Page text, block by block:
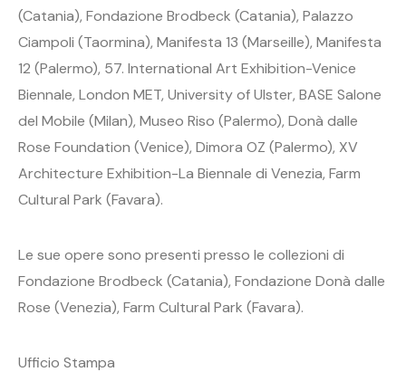
(Catania), Fondazione Brodbeck (Catania), Palazzo
Ciampoli (Taormina), Manifesta 13 (Marseille), Manifesta
12 (Palermo), 57. International Art Exhibition-Venice
Biennale, London MET, University of Ulster, BASE Salone
del Mobile (Milan), Museo Riso (Palermo), Donà dalle
Rose Foundation (Venice), Dimora OZ (Palermo), XV
Architecture Exhibition-La Biennale di Venezia, Farm
Cultural Park (Favara).
Le sue opere sono presenti presso le collezioni di
Fondazione Brodbeck (Catania), Fondazione Donà dalle
Rose (Venezia), Farm Cultural Park (Favara).
Ufficio Stampa